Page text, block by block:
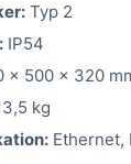
Typ 2
IP54
× 500 × 320
kg
Ethernet,